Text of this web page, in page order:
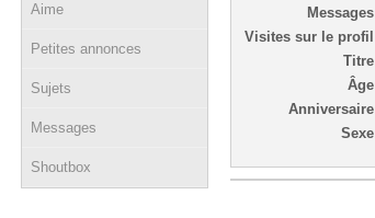
Aime
Petites annonces
Sujets
Messages
Shoutbox
Messages
Visites sur le profil
Titre
Âge
Anniversaire
Sexe